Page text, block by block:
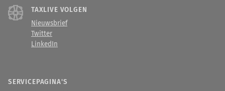
TAXLIVE VOLGEN
Nieuwsbrief
Twitter
LinkedIn
SERVICEPAGINA'S